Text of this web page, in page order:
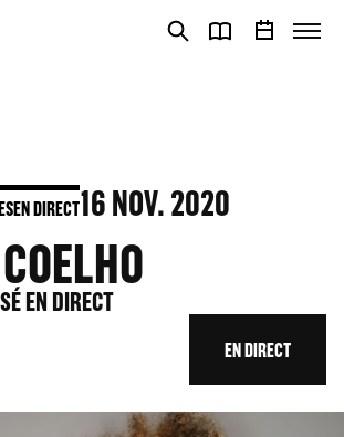
EN DIRECT16NOV. 2020
EN DIRECT
EN DIRECT